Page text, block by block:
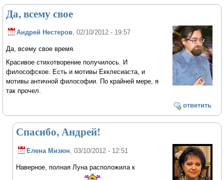
Да, всему свое
Андрей Нестеров, 02/10/2012 - 19:57
Да, всему свое время.
Красивое стихотворение получилось. И
философское. Есть и мотивы Екклесиаста, и
мотивы античной философии. По крайней мере, я
так прочел.
ответить
Спасибо, Андрей!
Елена Мизюн, 03/10/2012 - 12:51
Наверное, полная Луна расположила к